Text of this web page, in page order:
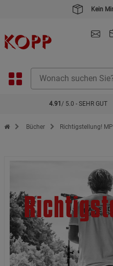
Kein
4.91 / 5.0 - SEHR GUT
Zur Startseite des Kopp Verlag Online-
Bücher Richtigstellung!